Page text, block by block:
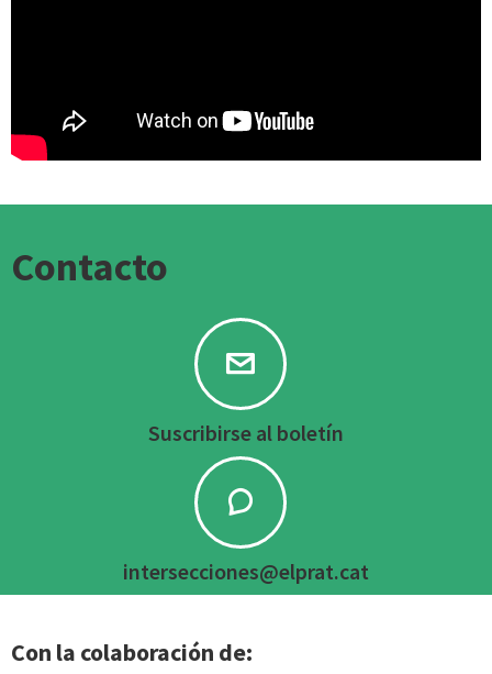
Contacto
Suscribirse al boletín
intersecciones@elprat.cat
Con la colaboración de: